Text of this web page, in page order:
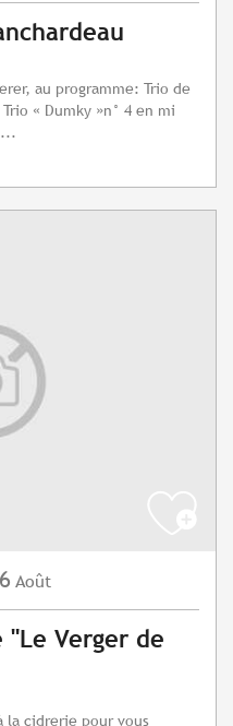
au programme: Trio de
« Dumky »n° 4 en mi
6 Août
Verger de
la cidrerie pour vous